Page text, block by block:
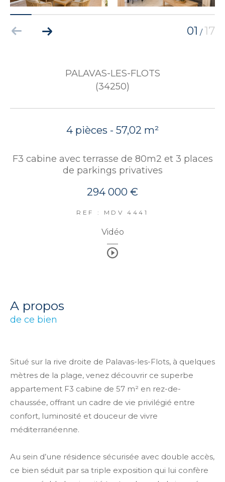
01 /17
PALAVAS-LES-FLOTS
(34250)
4 pièces - 57,02 m²
F3 cabine avec terrasse de 80m2 et 3 places
de parkings privatives
294 000 €
REF : MDV 4441
Vidéo
a propos
de ce bien
Situé sur la rive droite de Palavas-les-Flots, à quelques
mètres de la plage, venez découvrir ce superbe
appartement F3 cabine de 57 m² en rez-de-
chaussée, offrant un cadre de vie privilégié entre
confort, luminosité et douceur de vivre
méditerranéenne.
Au sein d’une résidence sécurisée avec double accès,
ce bien séduit par sa triple exposition qui lui confère